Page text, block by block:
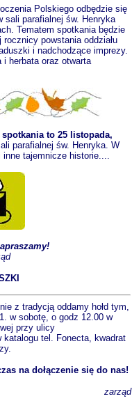
Polskiego odbędzie się
sali parafialnej św. Henryka
Tematem spotkania będzie
powstania oddziału
i nadchodzące imprezy.
herbata oraz otwarta
to 25 listopada,
parafialnej św. Henryka. W
tajemnicze historie....
z tradycją oddamy hołd tym,
w sobotę, o godz 12.00 w
przy ulicy
katalogu tel. Fonecta, kwadrat
na dołączenie się do nas!
zarząd